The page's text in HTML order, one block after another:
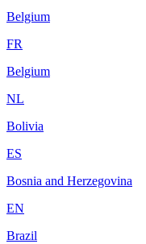
Belgium
FR
Belgium
NL
Bolivia
ES
Bosnia and Herzegovina
EN
Brazil